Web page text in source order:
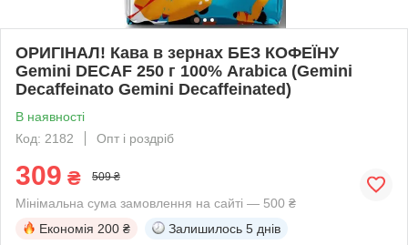
ОРИГІНАЛ! Кава в зернах БЕЗ КОФЕЇНУ
Gemini DECAF 250 г 100% Arabica (Gemini
Decaffeinato Gemini Decaffeinated)
В наявності
Код: 2182
Опт і роздріб
309 ₴ 509 ₴
Мінімальна сума замовлення на сайті — 500 ₴
Економія 200 ₴ Залишилось 5 днів